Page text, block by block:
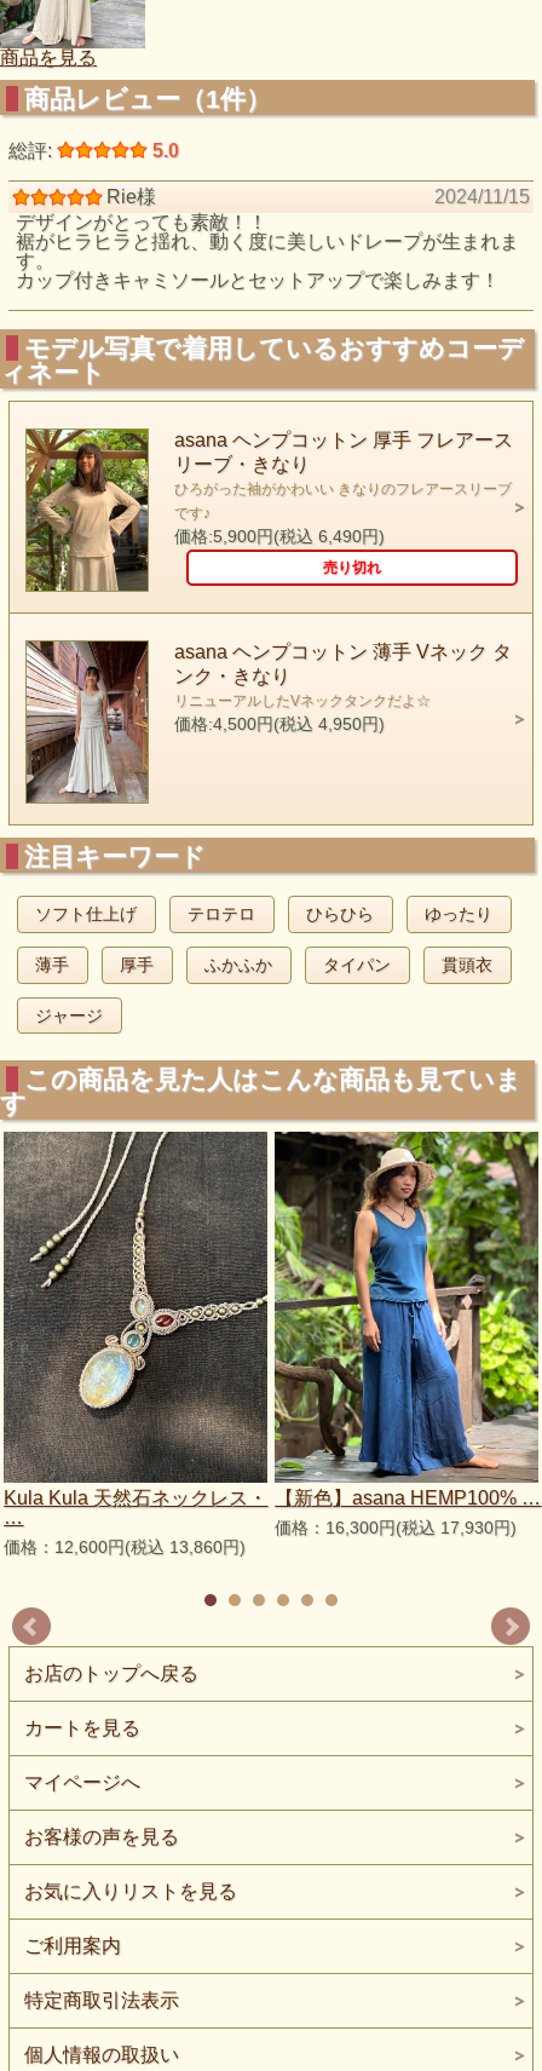
商品を見る
商品レビュー（1件）
総評: 5.0
Rie様
2024/11/15
デザインがとっても素敵！！
裾がヒラヒラと揺れ、動く度に美しいドレープが生まれま
す。
カップ付きキャミソールとセットアップで楽しみます！
モデル写真で着用しているおすすめコーデ
ィネート
asana ヘンプコットン 厚手 フレアース
リーブ・きなり
ひろがった袖がかわいい きなりのフレアースリーブ
です♪
価格:5,900円(税込 6,490円)
売り切れ
asana ヘンプコットン 薄手 Vネック タ
ンク・きなり
リニューアルしたVネックタンクだよ☆
価格:4,500円(税込 4,950円)
注目キーワード
ソフト仕上げ テロテロ ひらひら ゆったり
薄手 厚手 ふかふか タイパン 貫頭衣
ジャージ
この商品を見た人はこんな商品も見ていま
す
Kula Kula 天然石ネックレス・
…
価格：12,600円(税込 13,860円)
【新色】asana HEMP100% …
価格：16,300円(税込 17,930円)
お店のトップへ戻る
カートを見る
マイページへ
お客様の声を見る
お気に入りリストを見る
ご利用案内
特定商取引法表示
個人情報の取扱い